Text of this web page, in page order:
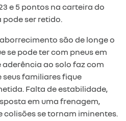
e 5 pontos na carteira do
ser retido.
são de longe o
se pode ter com pneus em
ao solo faz com
seus familiares fique
Falta de estabilidade,
em uma frenagem,
colisões se tornam iminentes.